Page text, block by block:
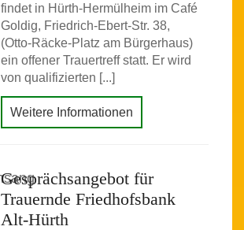
findet in Hürth-Hermülheim im Café
Goldig, Friedrich-Ebert-Str. 38,
(Otto-Räcke-Platz am Bürgerhaus)
ein offener Trauertreff statt. Er wird
von qualifizierten [...]
Weitere Informationen
Gesprächsangebot für
Trauernde Friedhofsbank
Alt-Hürth